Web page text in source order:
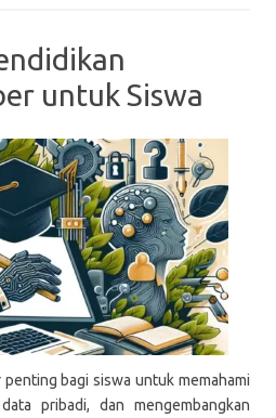
untuk Siswa
bagi siswa untuk memahami
pribadi, dan mengembangkan